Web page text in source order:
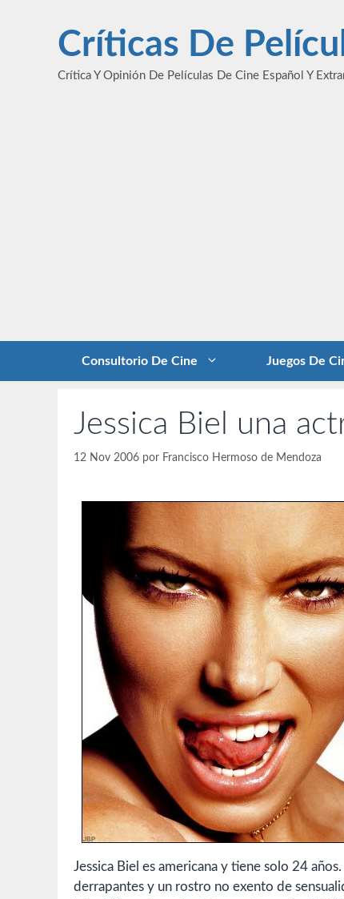
contenidoCríticas De
Crítica Y Opinión De Películas De Cine Español Y
Consultorio De Cine Juegos De
Jessica Biel una
12 Nov 2006 por Francisco Hermoso de Mendoza
Jessica Biel es americana y tiene solo 24
derrapantes y un rostro no exento de